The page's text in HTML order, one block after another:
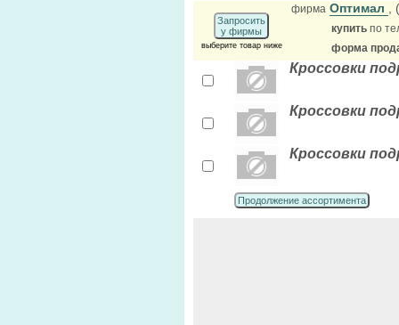
Запросить
у фирмы
выберите товар ниже
фирма Оптимал
купить по
форма
Кроссовки
Кроссовки
Кроссовки
Продолжение ассортимента